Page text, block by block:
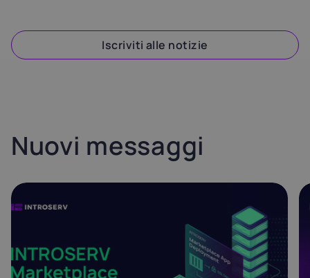
Iscriviti alle notizie
Nuovi messaggi